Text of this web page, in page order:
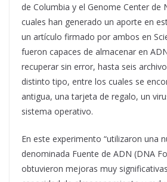
de Columbia y el Genome Center de
cuales han generado un aporte en
un artículo firmado por ambos en
fueron capaces de almacenar en
recuperar sin error, hasta seis
distinto tipo, entre los cuales se
antigua, una tarjeta de regalo, un
sistema operativo.
En este experimento “utilizaron una
denominada Fuente de ADN (DNA
obtuvieron mejoras muy